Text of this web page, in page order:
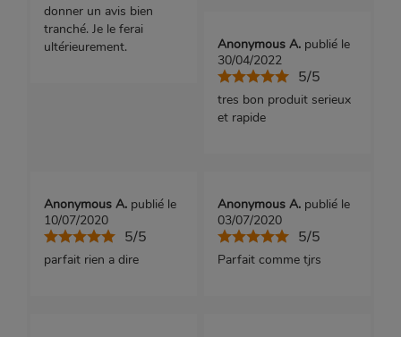
donner un avis bien
tranché. Je le ferai
ultérieurement.
Anonymous A. publié le
30/04/2022
5/5
tres bon produit serieux
et rapide
Anonymous A. publié le
10/07/2020
5/5
parfait rien a dire
Anonymous A. publié le
03/07/2020
5/5
Parfait comme tjrs